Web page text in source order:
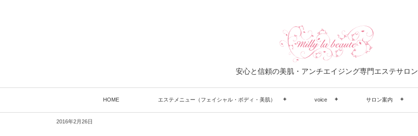
安心と信頼の美肌・アンチエイジング専門エステサロン
HOME エステメニュー（フェイシャル・ボディ・美肌） voice サロン案内
2016年2月26日